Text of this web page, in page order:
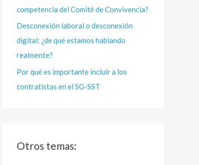
competencia del Comité de Convivencia?
Desconexión laboral o desconexión
digital: ¿de qué estamos hablando
realmente?
Por qué es importante incluir a los
contratistas en el SG-SST
Otros temas: